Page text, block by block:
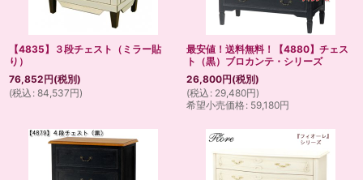
【4835】３段チェスト（ミラー貼
り）
76,852円(税別)
(税込 : 84,537円)
最安値！送料無料！【4880】チェス
ト（黒）ブロカンテ・シリーズ
26,800円(税別)
(税込 : 29,480円)
希望小売価格: 59,180円